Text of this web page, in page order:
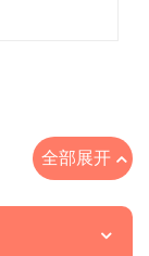
全部展开